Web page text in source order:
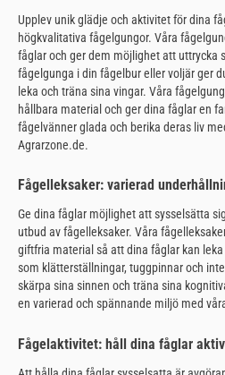
Upplev unik glädje och aktivitet för dina
högkvalitativa fågelgungor. Våra
fåglar och ger dem möjlighet att uttrycka
fågelgunga i din fågelbur eller voljär ger
leka och träna sina vingar. Våra
hållbara material och ger dina fåglar en
fågelvänner glada och berika deras liv
Agrarzone.de.
Fågelleksaker: varierad
Ge dina fåglar möjlighet att sysselsätta
utbud av fågelleksaker. Våra
giftfria material så att dina fåglar kan
som klätterställningar, tuggpinnar och
skärpa sina sinnen och träna sina
en varierad och spännande miljö med
Fågelaktivitet: håll dina fåglar